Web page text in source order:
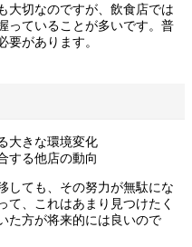
大切なのですが、飲食店では
っていることが多いです。普
があります。
大きな環境変化
する他店の動向
しても、その努力が無駄にな
て、これはあまり見つけたく
た方が将来的には良いので